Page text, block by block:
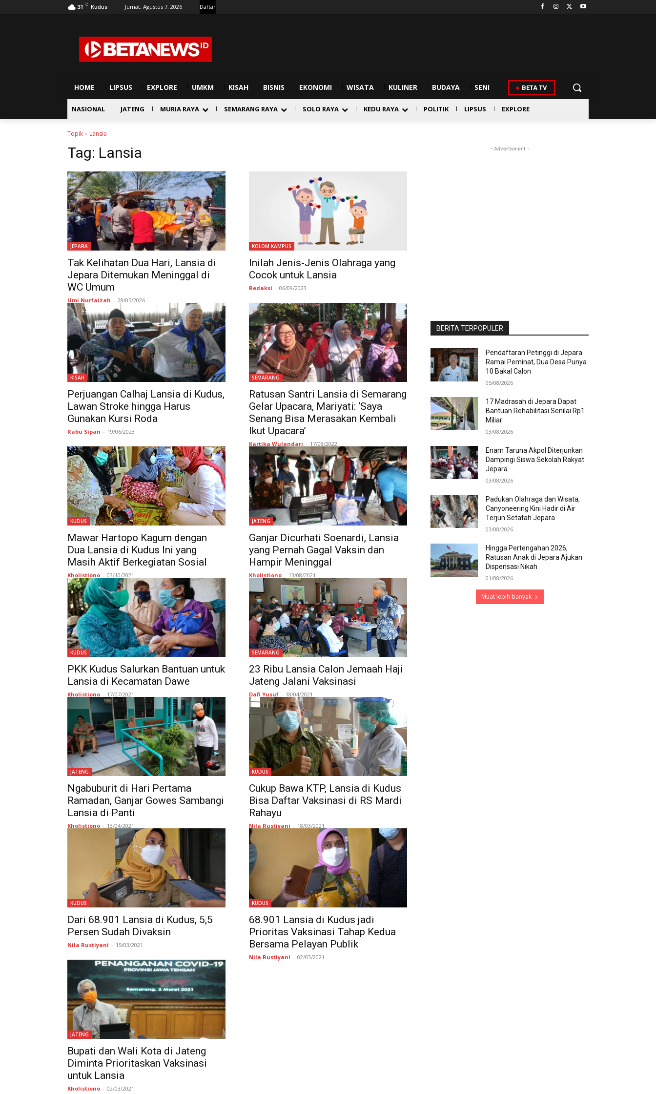
31 C Kudus Jumat, Agustus 7, 2026 Daftar
HOME LIPSUS EXPLORE UMKM KISAH BISNIS EKONOMI WISATA KULINER BUDAYA SENI BETA TV
NASIONAL JATENG MURIA RAYA SEMARANG RAYA SOLO RAYA KEDU RAYA POLITIK LIPSUS EXPLORE
Topik Lansia
Tag: Lansia
JEPARA
Tak Kelihatan Dua Hari, Lansia di
Jepara Ditemukan Meninggal di
WC Umum
Umi Nurfaizah - 28/05/2026
KOLOM KAMPUS
Inilah Jenis-Jenis Olahraga yang
Cocok untuk Lansia
Redaksi - 06/09/2023
KISAH
Perjuangan Calhaj Lansia di Kudus,
Lawan Stroke hingga Harus
Gunakan Kursi Roda
Rabu Sipan - 19/06/2023
SEMARANG
Ratusan Santri Lansia di Semarang
Gelar Upacara, Mariyati: ‘Saya
Senang Bisa Merasakan Kembali
Ikut Upacara’
Kartika Wulandari - 17/08/2022
KUDUS
Mawar Hartopo Kagum dengan
Dua Lansia di Kudus Ini yang
Masih Aktif Berkegiatan Sosial
Kholistiono - 03/10/2021
JATENG
Ganjar Dicurhati Soenardi, Lansia
yang Pernah Gagal Vaksin dan
Hampir Meninggal
Kholistiono - 13/08/2021
KUDUS
PKK Kudus Salurkan Bantuan untuk
Lansia di Kecamatan Dawe
Kholistiono - 17/07/2021
SEMARANG
23 Ribu Lansia Calon Jemaah Haji
Jateng Jalani Vaksinasi
Dafi Yusuf - 18/04/2021
JATENG
Ngabuburit di Hari Pertama
Ramadan, Ganjar Gowes Sambangi
Lansia di Panti
Kholistiono - 13/04/2021
KUDUS
Cukup Bawa KTP, Lansia di Kudus
Bisa Daftar Vaksinasi di RS Mardi
Rahayu
Nila Rustiyani - 18/03/2021
KUDUS
Dari 68.901 Lansia di Kudus, 5,5
Persen Sudah Divaksin
Nila Rustiyani - 15/03/2021
KUDUS
68.901 Lansia di Kudus jadi
Prioritas Vaksinasi Tahap Kedua
Bersama Pelayan Publik
Nila Rustiyani - 02/03/2021
JATENG
Bupati dan Wali Kota di Jateng
Diminta Prioritaskan Vaksinasi
untuk Lansia
Kholistiono - 02/03/2021
- Advertisment -
BERITA TERPOPULER
Pendaftaran Petinggi di Jepara
Ramai Peminat, Dua Desa Punya
10 Bakal Calon
05/08/2026
17 Madrasah di Jepara Dapat
Bantuan Rehabilitasi Senilai Rp1
Miliar
03/08/2026
Enam Taruna Akpol Diterjunkan
Dampingi Siswa Sekolah Rakyat
Jepara
03/08/2026
Padukan Olahraga dan Wisata,
Canyoneering Kini Hadir di Air
Terjun Setatah Jepara
03/08/2026
Hingga Pertengahan 2026,
Ratusan Anak di Jepara Ajukan
Dispensasi Nikah
01/08/2026
Muat lebih banyak